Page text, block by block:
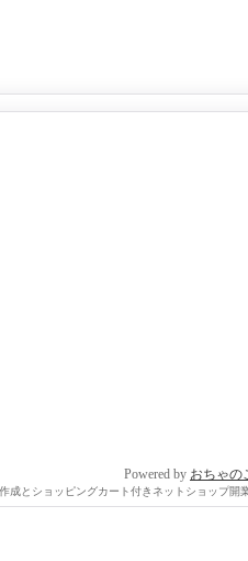
Powered by おちゃの
成とショッピングカート付きネットショップ開